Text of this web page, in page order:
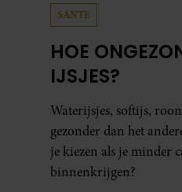
SANTE
HOE
IJSJES?
Waterijsjes, softijs,
gezonder dan het
je kiezen als je minder
binnenkrijgen?